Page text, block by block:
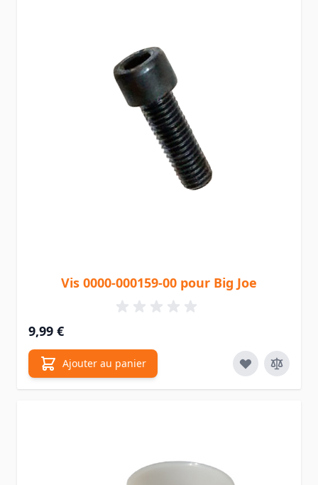
Vis 0000-000159-00 pour Big Joe
9,99 €
Ajouter au panier